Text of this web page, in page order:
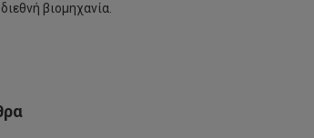
βιομηχανία.